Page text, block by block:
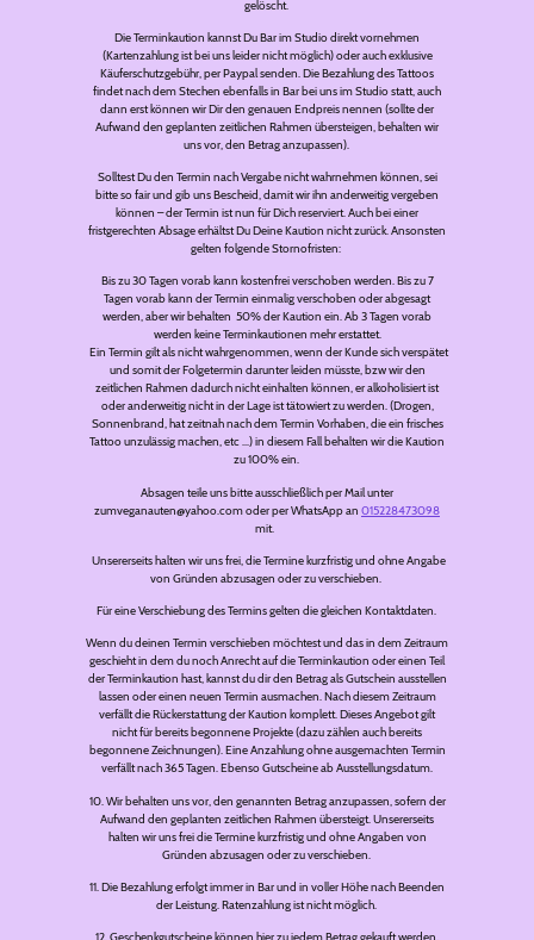
gelöscht.
Die Terminkaution kannst Du Bar im Studio direkt vornehmen
(Kartenzahlung ist bei uns leider nicht möglich) oder auch exklusive
Käuferschutzgebühr, per Paypal senden. Die Bezahlung des Tattoos
findet nach dem Stechen ebenfalls in Bar bei uns im Studio statt, auch
dann erst können wir Dir den genauen Endpreis nennen (sollte der
Aufwand den geplanten zeitlichen Rahmen übersteigen, behalten wir
uns vor, den Betrag anzupassen).
Solltest Du den Termin nach Vergabe nicht wahrnehmen können, sei
bitte so fair und gib uns Bescheid, damit wir ihn anderweitig vergeben
können – der Termin ist nun für Dich reserviert. Auch bei einer
fristgerechten Absage erhältst Du Deine Kaution nicht zurück. Ansonsten
gelten folgende Stornofristen:
Bis zu 30 Tagen vorab kann kostenfrei verschoben werden. Bis zu 7
Tagen vorab kann der Termin einmalig verschoben oder abgesagt
werden, aber wir behalten 50% der Kaution ein. Ab 3 Tagen vorab
werden keine Terminkautionen mehr erstattet.
Ein Termin gilt als nicht wahrgenommen, wenn der Kunde sich verspätet
und somit der Folgetermin darunter leiden müsste, bzw wir den
zeitlichen Rahmen dadurch nicht einhalten können, er alkoholisiert ist
oder anderweitig nicht in der Lage ist tätowiert zu werden. (Drogen,
Sonnenbrand, hat zeitnah nach dem Termin Vorhaben, die ein frisches
Tattoo unzulässig machen, etc …) in diesem Fall behalten wir die Kaution
zu 100% ein.
Absagen teile uns bitte ausschließlich per Mail unter
zumveganauten@yahoo.com oder per WhatsApp an 015228473098
mit.
Unsererseits halten wir uns frei, die Termine kurzfristig und ohne Angabe
von Gründen abzusagen oder zu verschieben.
Für eine Verschiebung des Termins gelten die gleichen Kontaktdaten.
Wenn du deinen Termin verschieben möchtest und das in dem Zeitraum
geschieht in dem du noch Anrecht auf die Terminkaution oder einen Teil
der Terminkaution hast, kannst du dir den Betrag als Gutschein ausstellen
lassen oder einen neuen Termin ausmachen. Nach diesem Zeitraum
verfällt die Rückerstattung der Kaution komplett. Dieses Angebot gilt
nicht für bereits begonnene Projekte (dazu zählen auch bereits
begonnene Zeichnungen). Eine Anzahlung ohne ausgemachten Termin
verfällt nach 365 Tagen. Ebenso Gutscheine ab Ausstellungsdatum.
10. Wir behalten uns vor, den genannten Betrag anzupassen, sofern der
Aufwand den geplanten zeitlichen Rahmen übersteigt. Unsererseits
halten wir uns frei die Termine kurzfristig und ohne Angaben von
Gründen abzusagen oder zu verschieben.
11. Die Bezahlung erfolgt immer in Bar und in voller Höhe nach Beenden
der Leistung. Ratenzahlung ist nicht möglich.